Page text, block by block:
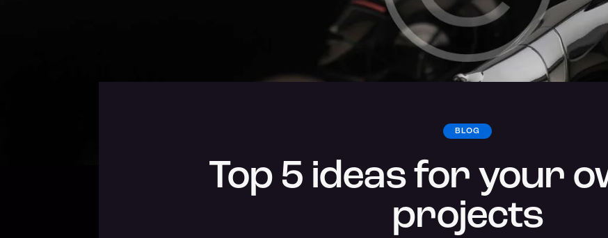
BLOG
Top 5 ideas for your
projects